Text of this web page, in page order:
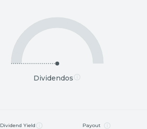
Dividendos
Dividend Yield Payout